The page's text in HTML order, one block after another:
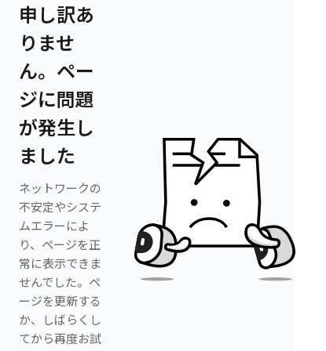
申し訳あ
りませ
ん。ペー
ジに問題
が発生し
ました
ネットワークの
不安定やシステ
ムエラーによ
り、ページを正
常に表示できま
せんでした。ペ
ージを更新する
か、しばらくし
てから再度お試